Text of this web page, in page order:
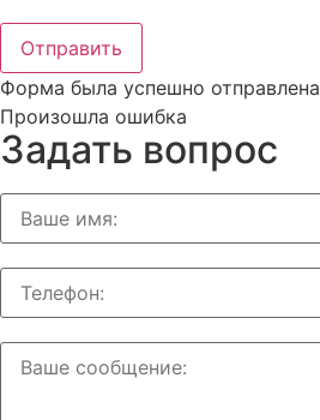
Отправить
Форма была успешно отправлена
Произошла ошибка
Задать вопрос